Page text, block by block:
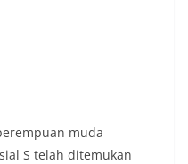
muda
S telah ditemukan